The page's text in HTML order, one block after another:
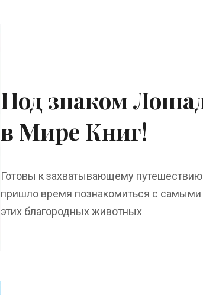
Под знаком
в Мире Книг!
Готовы к захватывающему
пришло время познакомиться с
этих благородных животных